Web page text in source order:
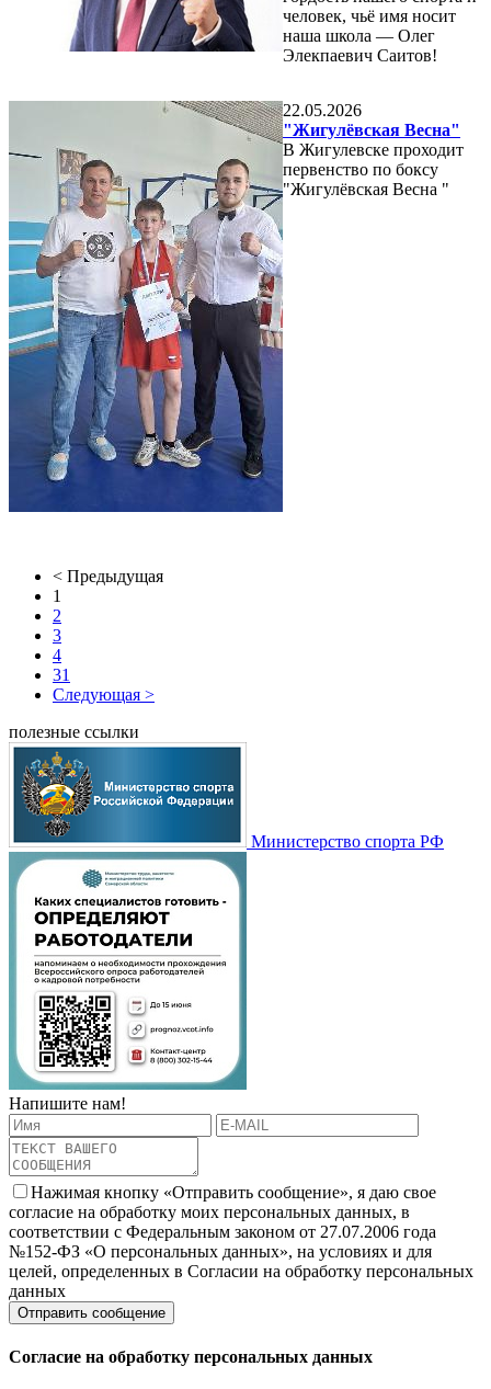
человек, чьё имя носит
наша школа — Олег
Элекпаевич Саитов!
22.05.2026
"Жигулёвская Весна"
В Жигулевске проходит
первенство по боксу
"Жигулёвская Весна "
< Предыдущая
1
2
3
4
31
Следующая >
полезные ссылки
Министерство спорта РФ
Напишите нам!
Нажимая кнопку «Отправить сообщение», я даю свое
согласие на обработку моих персональных данных, в
соответствии с Федеральным законом от 27.07.2006 года
№152-ФЗ «О персональных данных», на условиях и для
целей, определенных в Согласии на обработку персональных
данных
Согласие на обработку персональных данных